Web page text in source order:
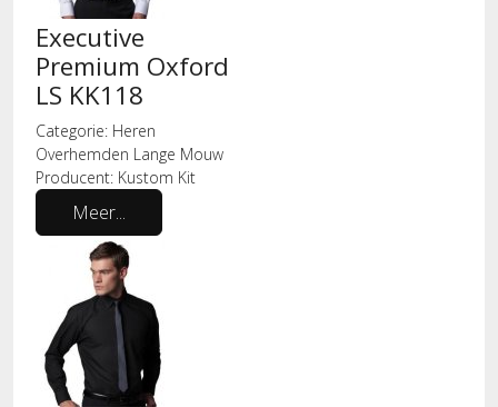
Executive
Premium Oxford
LS KK118
Categorie: Heren
Overhemden Lange Mouw
Producent: Kustom Kit
Meer...